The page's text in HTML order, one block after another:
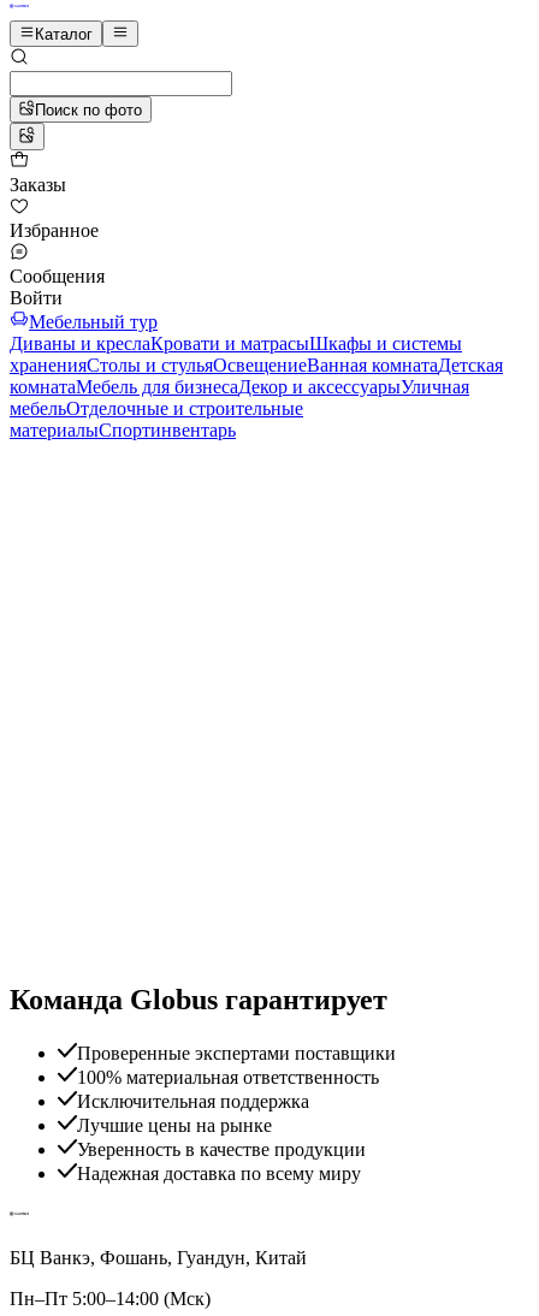
Каталог
Поиск по фото
Заказы
Избранное
Сообщения
Войти
Мебельный тур
Диваны и креслаКровати и матрасыШкафы и системы
храненияСтолы и стульяОсвещениеВанная комнатаДетская
комнатаМебель для бизнесаДекор и аксессуарыУличная
мебельОтделочные и строительные
материалыСпортинвентарь
Команда Globus гарантирует
Проверенные экспертами поставщики
100% материальная ответственность
Исключительная поддержка
Лучшие цены на рынке
Уверенность в качестве продукции
Надежная доставка по всему миру
БЦ Ванкэ, Фошань, Гуандун, Китай
Пн–Пт 5:00–14:00 (Мск)